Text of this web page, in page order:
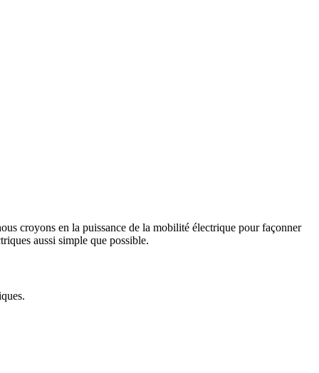
croyons en la puissance de la mobilité électrique pour façonner
aussi simple que possible.